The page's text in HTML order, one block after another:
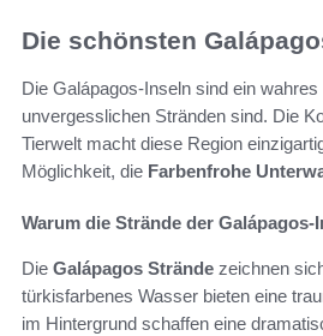
Die schönsten
Die Galápagos-Inseln sind ein
unvergesslichen Stränden sind. Die
Tierwelt macht diese Region
Möglichkeit, die Farbenfrohe
Warum die Strände der
Die Galápagos Strände zeichnen
türkisfarbenes Wasser bieten eine
im Hintergrund schaffen eine